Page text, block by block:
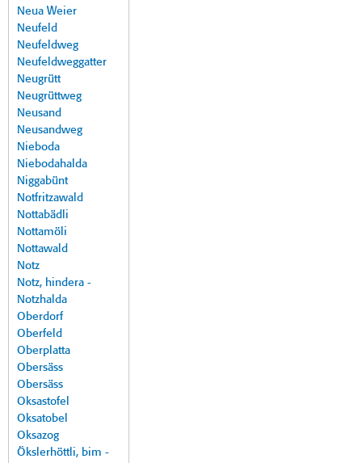
Neua Weier
Neufeld
Neufeldweg
Neufeldweggatter
Neugrütt
Neugrüttweg
Neusand
Neusandweg
Nieboda
Niebodahalda
Niggabünt
Notfritzawald
Nottabädli
Nottamöli
Nottawald
Notz
Notz, hindera -
Notzhalda
Oberdorf
Oberfeld
Oberplatta
Obersäss
Obersäss
Oksastofel
Oksatobel
Oksazog
Ökslerhöttli, bim -